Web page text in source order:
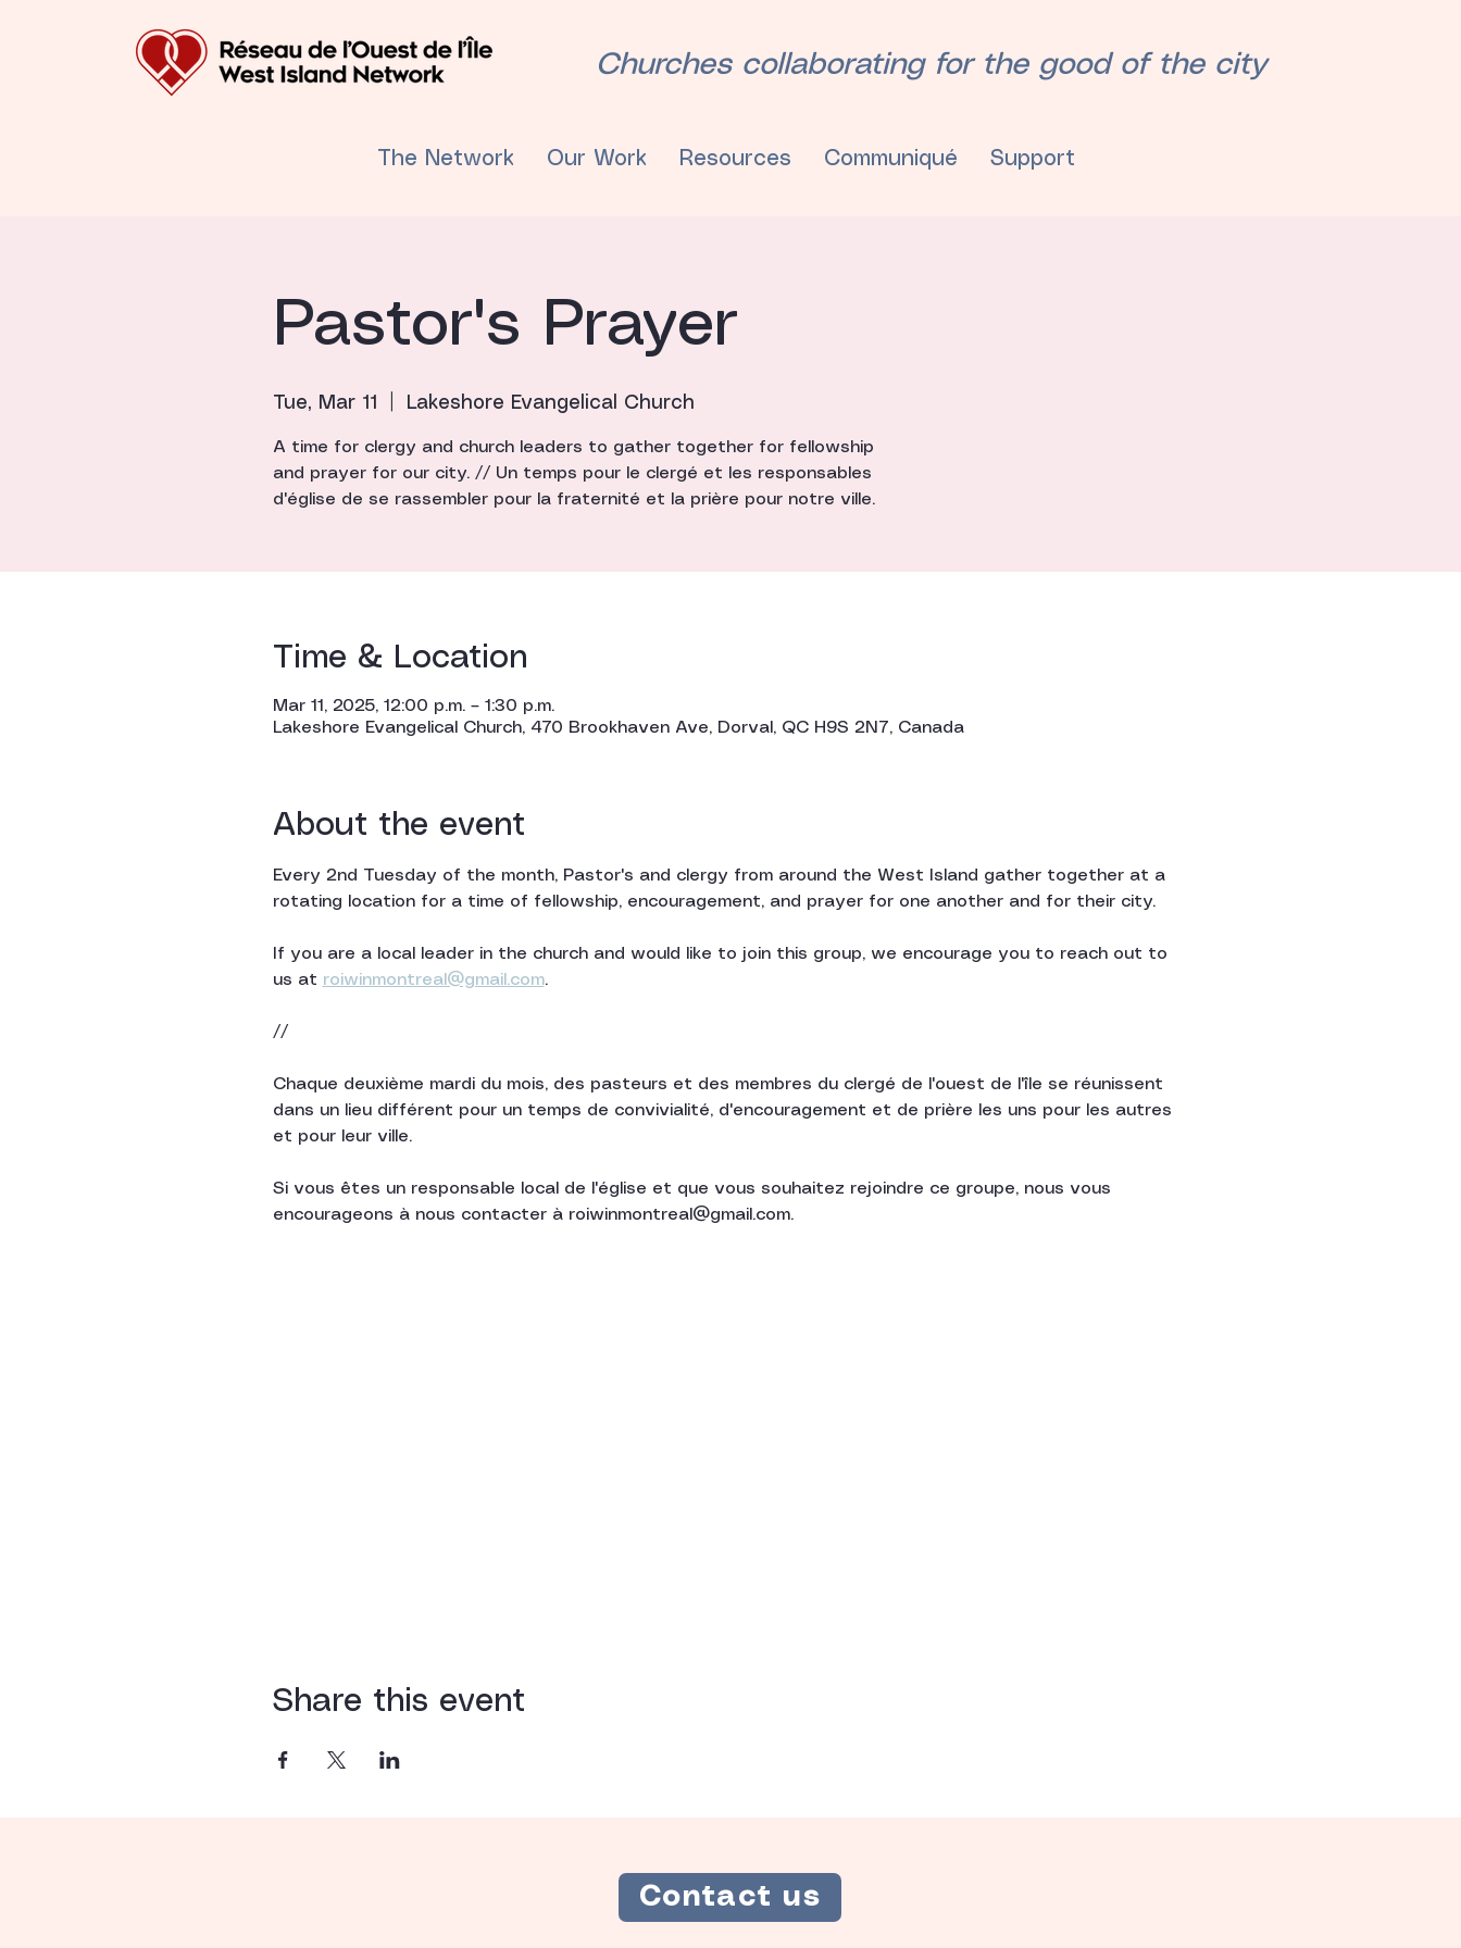
Churches collaborating for the good of the city
The Network Our Work Resources Communiqué Support
Pastor's Prayer
Tue, Mar 11 Lakeshore Evangelical Church
A time for clergy and church leaders to gather together for fellowship
and prayer for our city. // Un temps pour le clergé et les responsables
d'église de se rassembler pour la fraternité et la prière pour notre ville.
Time & Location
Mar 11, 2025, 12:00 p.m. – 1:30 p.m.
Lakeshore Evangelical Church, 470 Brookhaven Ave, Dorval, QC H9S 2N7, Canada
About the event
Every 2nd Tuesday of the month, Pastor's and clergy from around the West Island gather together at a
rotating location for a time of fellowship, encouragement, and prayer for one another and for their city.
If you are a local leader in the church and would like to join this group, we encourage you to reach out to
us at roiwinmontreal@gmail.com.
//
Chaque deuxième mardi du mois, des pasteurs et des membres du clergé de l'ouest de l'île se réunissent
dans un lieu différent pour un temps de convivialité, d'encouragement et de prière les uns pour les autres
et pour leur ville.
Si vous êtes un responsable local de l'église et que vous souhaitez rejoindre ce groupe, nous vous
encourageons à nous contacter à roiwinmontreal@gmail.com.
Share this event
Contact us